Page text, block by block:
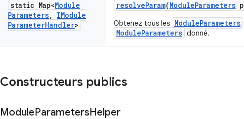
static Map<Module
Parameters,
IModule
ParameterHandler>
resolveParam(ModuleParameters
Obtenez tous les ModuleParameters
ModuleParameters donné.
Constructeurs publics
ModuleParametersHelper